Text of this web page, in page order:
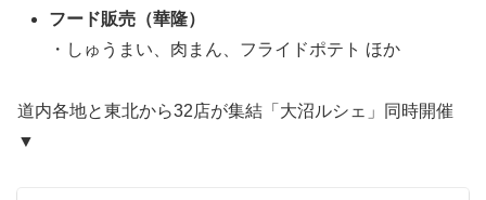
フード販売（華隆）
・しゅうまい、肉まん、フライドポテト ほか
道内各地と東北から32店が集結「大沼ルシェ」同時開催
▼